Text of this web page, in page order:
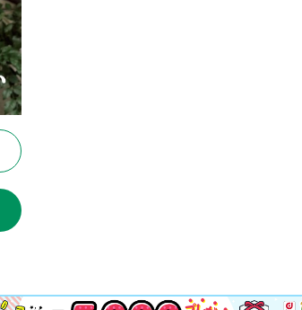
「セタフィル」に高機能ライン登場 80